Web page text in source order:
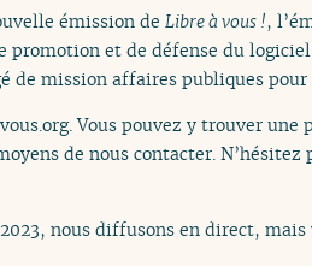
émission de Libre à vous !,
promotion et de défense du logiciel
de mission affaires publiques pour
Vous pouvez y trouver
de nous contacter.
nous diffusons en direct,